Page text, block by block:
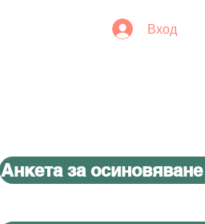
Вход
Анкета за